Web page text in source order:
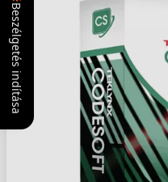
Beszélgetés indítása